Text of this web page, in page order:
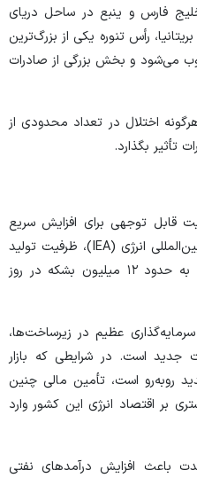
فارس و ینبع در ساحل دریای
رأس تنوره یکی از بزرگ‌ترین
می‌شود و بخش بزرگی از صادرات
اختلال در تعداد محدودی از
تأثیر بگذارد.
قابل توجهی برای افزایش سریع
تولید نفت دارد. طبق برآورد آژانس بین‌المللی انرژی (IEA)، ظرفیت تولید
این کشور می‌تواند در شرایط خاص به حدود ۱۲ میلیون بشکه در روز
عظیم در زیرساخت‌ها،
جدید است. در شرایطی که بازار
روبه‌رو است، تأمین مالی چنین
بر اقتصاد انرژی این کشور وارد
باعث افزایش درآمدهای نفتی